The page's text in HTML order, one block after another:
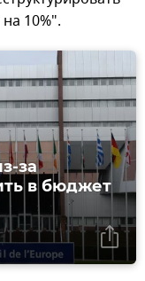
10%".
за
в бюджет